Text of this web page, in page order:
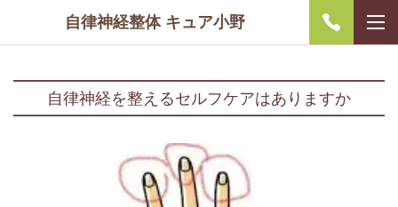
自律神経整体 キュア小野
自律神経を整えるセルフケアはありますか